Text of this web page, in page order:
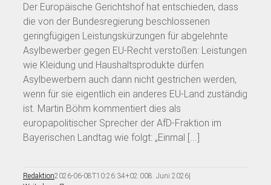
Der Europäische Gerichtshof hat entschieden, dass
die von der Bundesregierung beschlossenen
geringfügigen Leistungskürzungen für abgelehnte
Asylbewerber gegen EU-Recht verstoßen: Leistungen
wie Kleidung und Haushaltsprodukte dürfen
Asylbewerbern auch dann nicht gestrichen werden,
wenn für sie eigentlich ein anderes EU-Land zuständig
ist. Martin Böhm kommentiert dies als
europapolitischer Sprecher der AfD-Fraktion im
Bayerischen Landtag wie folgt: „Einmal [...]
Redaktion2026-06-08T10:26:34+02:008. Juni 2026|